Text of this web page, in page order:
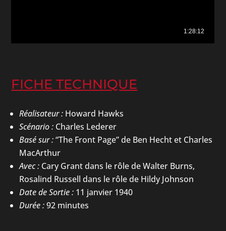
FICHE TECHNIQUE
Réalisateur : Howard Hawks
Scénario : Charles Lederer
Basé sur :“The Front Page” de Ben Hecht et Charles
MacArthur
Avec : Cary Grant dans le rôle de Walter Burns,
Rosalind Russell dans le rôle de Hildy Johnson
Date de Sortie : 11 janvier 1940
Durée :92 minutes